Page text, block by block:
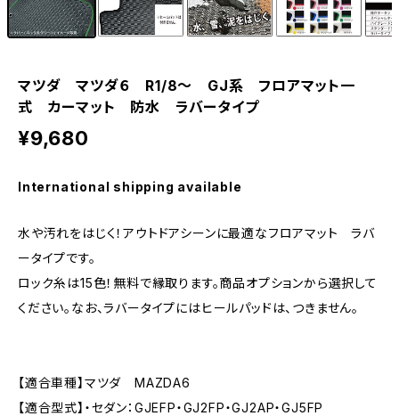
マツダ マツダ６ R1/8〜 GJ系 フロアマット一
式 カーマット 防水 ラバータイプ
¥9,680
International shipping available
水や汚れをはじく！アウトドアシーンに最適なフロアマット ラバ
ータイプです。
ロック糸は15色！無料で縁取ります。商品オプションから選択して
ください。なお、ラバータイプにはヒールパッドは、つきません。
【適合車種】マツダ MAZDA6
【適合型式】・セダン：GJEFP・GJ2FP・GJ2AP・GJ5FP